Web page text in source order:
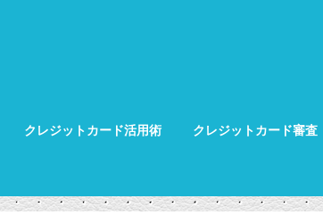
クレジットカード活用術 クレジットカード審査